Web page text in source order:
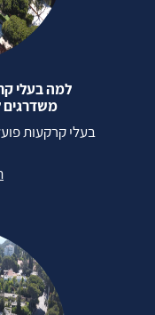
למה בעלי
משדרגים
בעלי קרקעות